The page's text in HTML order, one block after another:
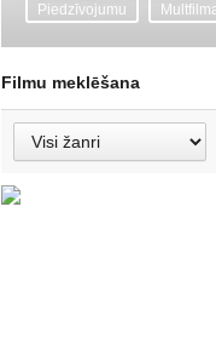
Piedzīvojumu
Filmu meklēšana